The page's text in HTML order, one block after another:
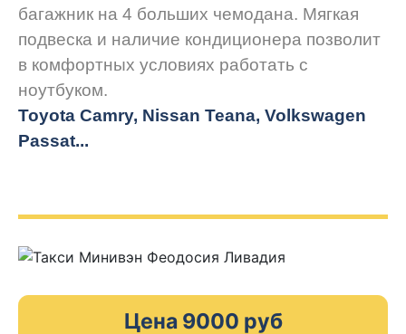
багажник на 4 больших чемодана. Мягкая
подвеска и наличие кондиционера позволит
в комфортных условиях работать с
ноутбуком.
Toyota Camry, Nissan Teana, Volkswagen
Passat...
Цена 9000 руб